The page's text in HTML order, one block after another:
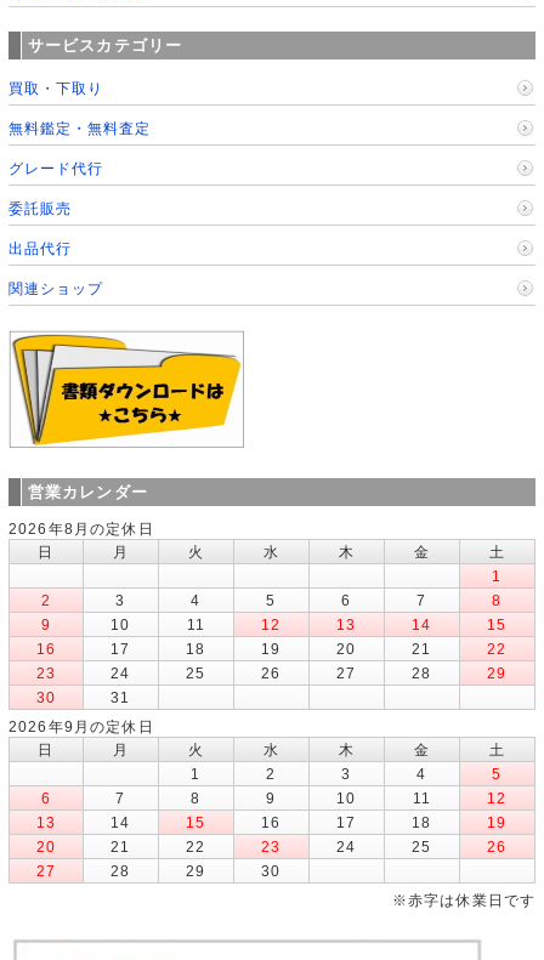
サービスカテゴリー
買取・下取り
無料鑑定・無料査定
グレード代行
委託販売
出品代行
関連ショップ
営業カレンダー
2026年8月の定休日
日
月 火 水 木 金
土
1
2
3 4 5 6 7
8
9
10 11 12 13 14
15
16
17 18 19 20 21
22
23
24 25 26 27 28
29
30
31
2026年9月の定休日
日
月 火 水 木 金
土
1
2 3 4
5
6
7 8 9 10 11
12
13
14 15 16 17 18
19
20
21 22 23 24 25
26
27
28 29
30
※赤字は休業日です